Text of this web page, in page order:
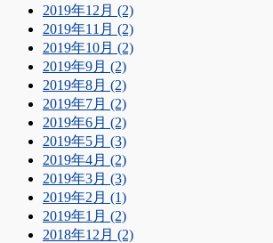
2019年12月 (2)
2019年11月 (2)
2019年10月 (2)
2019年9月 (2)
2019年8月 (2)
2019年7月 (2)
2019年6月 (2)
2019年5月 (3)
2019年4月 (2)
2019年3月 (3)
2019年2月 (1)
2019年1月 (2)
2018年12月 (2)